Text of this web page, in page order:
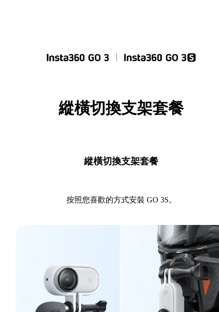
縱橫切換支架套餐
縱橫切換支架套餐
按照您喜歡的方式安裝 GO 3S。